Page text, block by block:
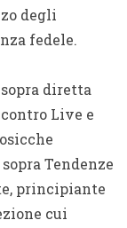
degli
fedele.
diretta
Live e
Tendenze
principiante
cui